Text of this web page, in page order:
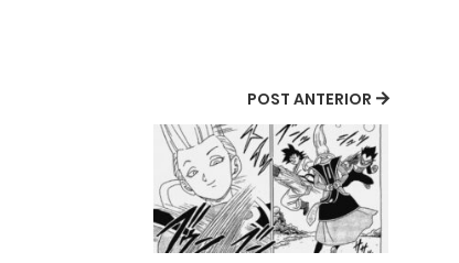
POST ANTERIOR